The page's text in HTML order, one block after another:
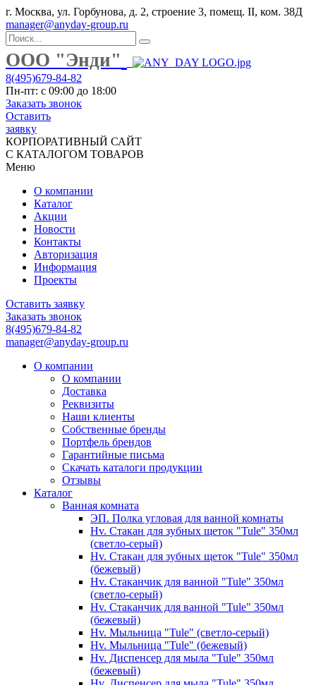
г. Москва, ул. Горбунова, д. 2, строение 3, помещ. II, ком. 38Д
manager@anyday-group.ru
ООО "Энди"
8(495)679-84-82
Пн-пт: с 09:00 до 18:00
Заказать звонок
Оставить
заявку
КОРПОРАТИВНЫЙ САЙТ
С КАТАЛОГОМ ТОВАРОВ
Меню
О компании
Каталог
Акции
Новости
Контакты
Авторизация
Информация
Проекты
Оставить заявку
Заказать звонок
8(495)679-84-82
manager@anyday-group.ru
О компании
О компании
Доставка
Реквизиты
Наши клиенты
Собственные бренды
Портфель брендов
Гарантийные письма
Скачать каталоги продукции
Отзывы
Каталог
Ванная комната
ЭП. Полка угловая для ванной комнаты
Hv. Стакан для зубных щеток "Tule" 350мл
(светло-серый)
Hv. Стакан для зубных щеток "Tule" 350мл
(бежевый)
Hv. Стаканчик для ванной "Tule" 350мл
(светло-серый)
Hv. Стаканчик для ванной "Tule" 350мл
(бежевый)
Hv. Мыльница "Tule" (светло-серый)
Hv. Мыльница "Tule" (бежевый)
Hv. Диспенсер для мыла "Tule" 350мл
(бежевый)